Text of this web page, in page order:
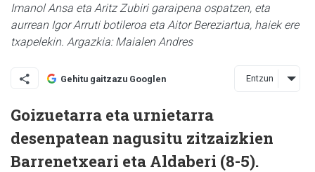
Imanol Ansa eta Aritz Zubiri garaipena ospatzen, eta
aurrean Igor Arruti botileroa eta Aitor Bereziartua, haiek ere
txapelekin. Argazkia: Maialen Andres
Gehitu gaitzazu Googlen Entzun
Goizuetarra eta urnietarra
desenpatean nagusitu zitzaizkien
Barrenetxeari eta Aldaberi (8-5).